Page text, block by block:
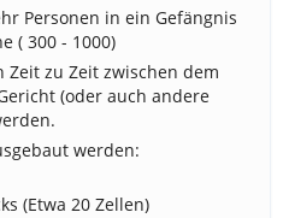
Personen in ein Gefängnis
( 300 - 1000)
zu Zeit zwischen dem
(oder auch andere
werden:
(Etwa 20 Zellen)